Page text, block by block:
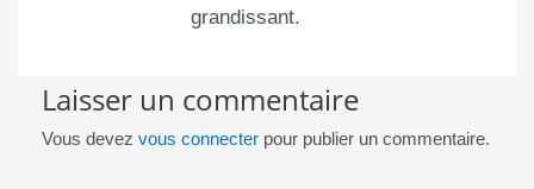
grandissant.
Laisser un commentaire
Vous devez vous connecterpour publier un commentaire.